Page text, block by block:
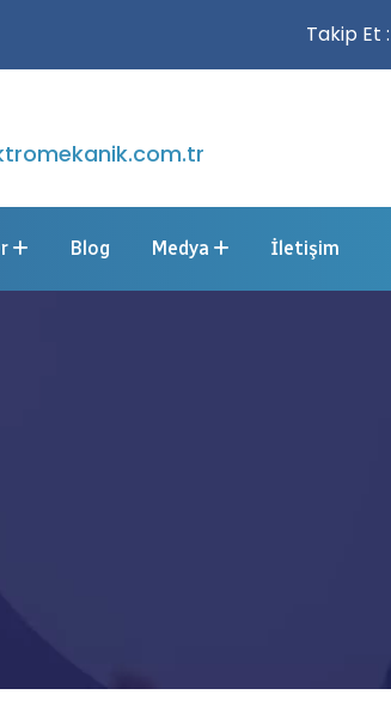
Takip Et :
Blog Medya İletişim